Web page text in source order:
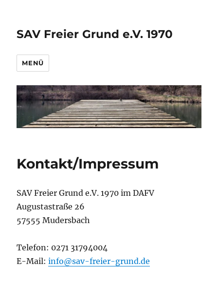
SAV Freier Grund e.V. 1970
MENÜ
Kontakt/Impressum
SAV Freier Grund e.V. 1970 im DAFV
Augustastraße 26
57555 Mudersbach
Telefon: 0271 31794004
E-Mail:info@sav-freier-grund.de